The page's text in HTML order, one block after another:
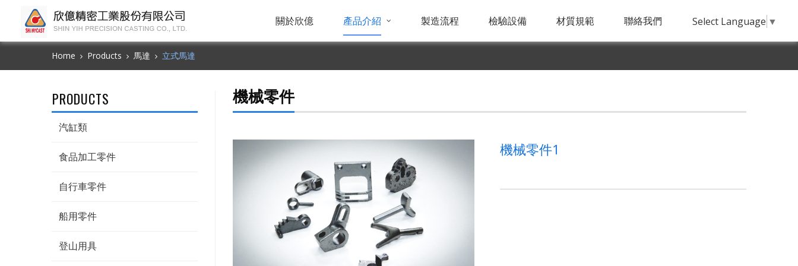
Select Language ▼
關於欣億 產品介紹 製造流程 檢驗設備 材質規範 聯絡我們
Home Products 馬達 立式馬達
PRODUCTS
汽缸類
食品加工零件
自行車零件
船用零件
登山用具
機械零件
機械零件1